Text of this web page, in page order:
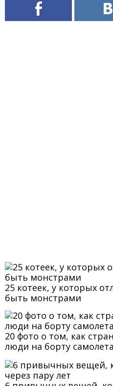
25 котеек, у которых
быть монстрами
20 фото о том, как
люди на борту самолета